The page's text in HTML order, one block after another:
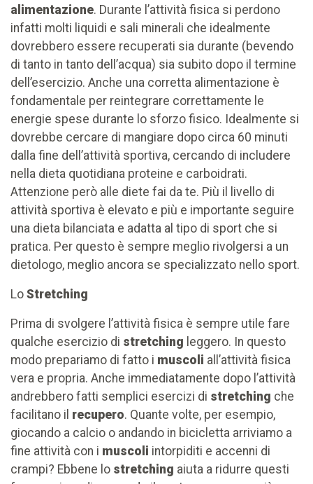
alimentazione. Durante l’attività fisica si perdono
infatti molti liquidi e sali minerali che idealmente
dovrebbero essere recuperati sia durante (bevendo
di tanto in tanto dell’acqua) sia subito dopo il termine
dell’esercizio. Anche una corretta alimentazione è
fondamentale per reintegrare correttamente le
energie spese durante lo sforzo fisico. Idealmente si
dovrebbe cercare di mangiare dopo circa 60 minuti
dalla fine dell’attività sportiva, cercando di includere
nella dieta quotidiana proteine e carboidrati.
Attenzione però alle diete fai da te. Più il livello di
attività sportiva è elevato e più e importante seguire
una dieta bilanciata e adatta al tipo di sport che si
pratica. Per questo è sempre meglio rivolgersi a un
dietologo, meglio ancora se specializzato nello sport.
Lo Stretching
Prima di svolgere l’attività fisica è sempre utile fare
qualche esercizio di stretching leggero. In questo
modo prepariamo di fatto i muscoli all’attività fisica
vera e propria. Anche immediatamente dopo l’attività
andrebbero fatti semplici esercizi di stretching che
facilitano il recupero. Quante volte, per esempio,
giocando a calcio o andando in bicicletta arriviamo a
fine attività con i muscoli intorpiditi e accenni di
crampi? Ebbene lo stretching aiuta a ridurre questi